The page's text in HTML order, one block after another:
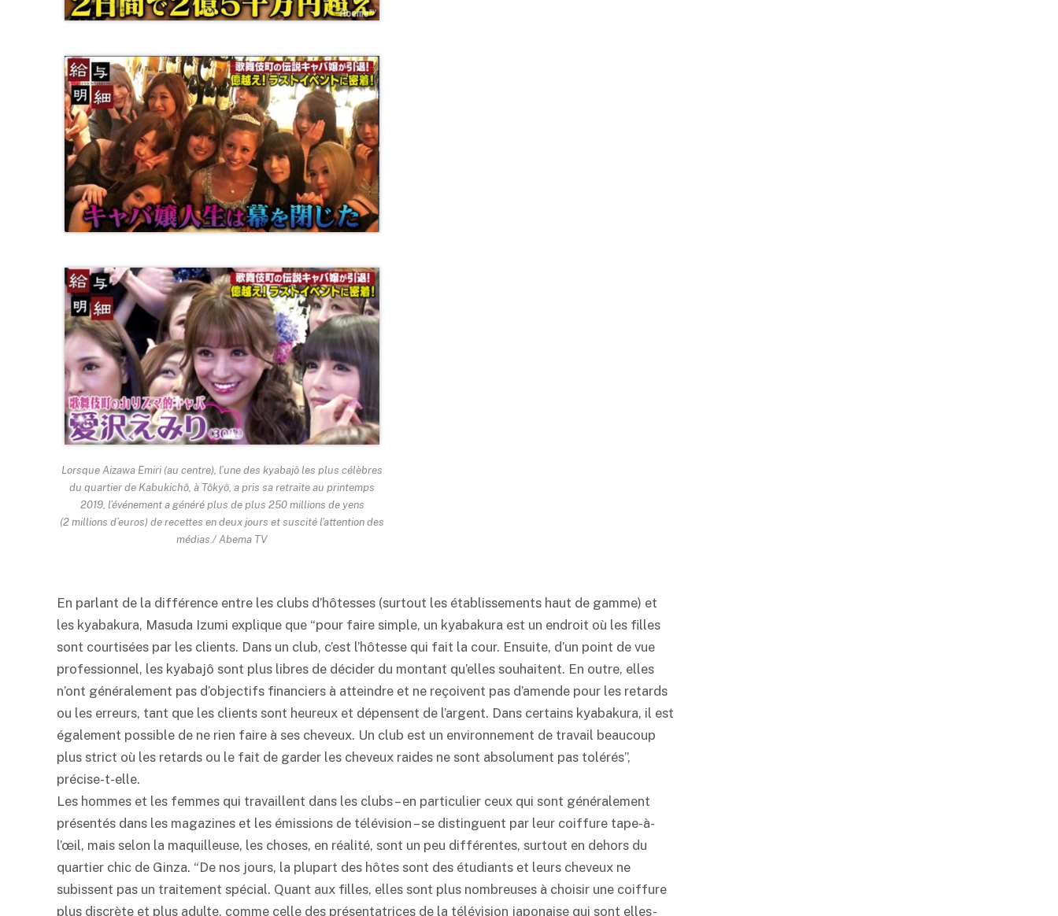
Lorsque Aizawa Emiri (au centre), l’une des kyabajô les plus célèbres
du quartier de Kabukichô, à Tôkyô, a pris sa retraite au printemps
2019, l’événement a généré plus de plus 250 millions de yens
(2 millions d’euros) de recettes en deux jours et suscité l’attention des
médias./ Abema TV
En parlant de la différence entre les clubs d’hôtesses (surtout les établissements haut de gamme) et
les kyabakura, Masuda Izumi explique que “pour faire simple, un kyabakura est un endroit où les filles
sont courtisées par les clients. Dans un club, c’est l’hôtesse qui fait la cour. Ensuite, d’un point de vue
professionnel, les kyabajô sont plus libres de décider du montant qu’elles souhaitent. En outre, elles
n’ont généralement pas d’objectifs financiers à atteindre et ne reçoivent pas d’amende pour les retards
ou les erreurs, tant que les clients sont heureux et dépensent de l’argent. Dans certains kyabakura, il est
également possible de ne rien faire à ses cheveux. Un club est un environnement de travail beaucoup
plus strict où les retards ou le fait de garder les cheveux raides ne sont absolument pas tolérés”,
précise-t-elle.
Les hommes et les femmes qui travaillent dans les clubs – en particulier ceux qui sont généralement
présentés dans les magazines et les émissions de télévision – se distinguent par leur coiffure tape-à-
l’œil, mais selon la maquilleuse, les choses, en réalité, sont un peu différentes, surtout en dehors du
quartier chic de Ginza. “De nos jours, la plupart des hôtes sont des étudiants et leurs cheveux ne
subissent pas un traitement spécial. Quant aux filles, elles sont plus nombreuses à choisir une coiffure
plus discrète et plus adulte, comme celle des présentatrices de la télévision japonaise qui sont elles-